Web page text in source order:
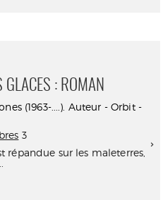
GLACES : ROMAN
(1963-....). Auteur - Orbit -
3
répandue sur les maleterres,